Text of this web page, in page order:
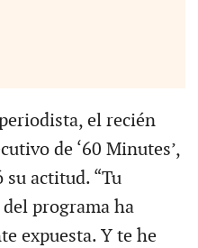
el recién
de ‘60 Minutes’,
actitud. “Tu
programa ha
expuesta. Y te he